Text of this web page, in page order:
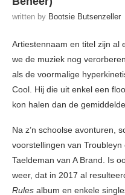
written by Bootsie Butsenzeller
Artiestennaam en titel zijn al
we de muziek nog
als de voormalige
Cool. Hij die uit enkel een
kon halen dan de
Na z’n schoolse avonturen,
voorstellingen van
Taeldeman van A Brand. Is
weer, dat in 2017 al
Rules album en enkele